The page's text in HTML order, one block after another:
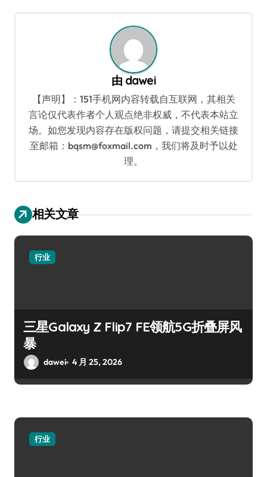
导
由 dawei
【声明】：151手机网内容转载自互联网，其相关
言论仅代表作者个人观点绝非权威，不代表本站立
场。如您发现内容存在版权问题，请提交相关链接
至邮箱：bqsm@foxmail.com，我们将及时予以处
理。
相关文章
行业
三星Galaxy Z Flip7 FE领航5G折叠屏风
暴
dawei 4 月 25, 2026
行业